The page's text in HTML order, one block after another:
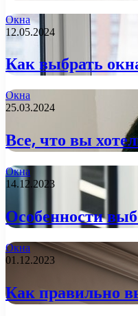
Окна
12.05.2024
Как выбрать
Окна
25.03.2024
Все, что вы
Окна
14.12.2023
Особенности
Окна
01.12.2023
Как правильно